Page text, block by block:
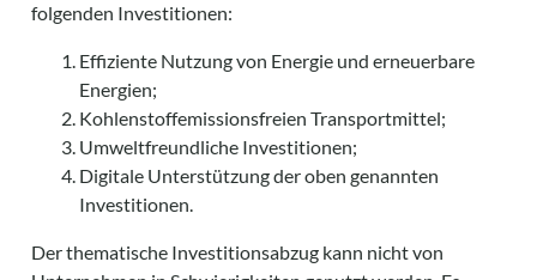
folgenden Investitionen:
Effiziente Nutzung von Energie und erneuerbare
Energien;
Kohlenstoffemissionsfreien Transportmittel;
Umweltfreundliche Investitionen;
Digitale Unterstützung der oben genannten
Investitionen.
Der thematische Investitionsabzug kann nicht von